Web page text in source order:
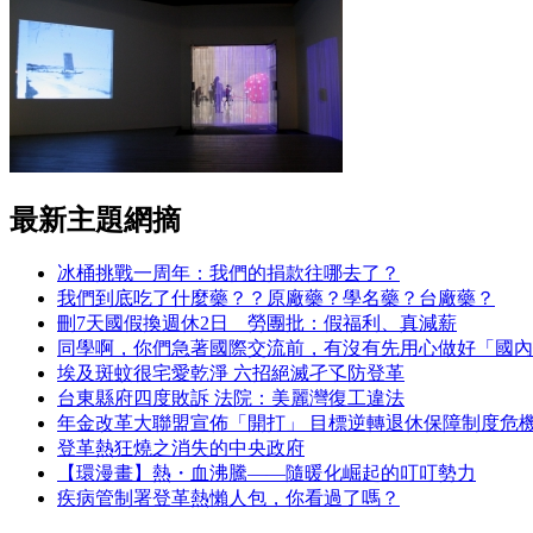
最新主題網摘
冰桶挑戰一周年：我們的捐款往哪去了？
我們到底吃了什麼藥？？原廠藥？學名藥？台廠藥？
刪7天國假換週休2日 勞團批：假福利、真減薪
同學啊，你們急著國際交流前，有沒有先用心做好「國
埃及斑蚊很宅愛乾淨 六招絕滅孑孓防登革
台東縣府四度敗訴 法院：美麗灣復工違法
年金改革大聯盟宣佈「開打」 目標逆轉退休保障制度危
登革熱狂燒之消失的中央政府
【環漫畫】熱・血沸騰——隨暖化崛起的叮叮勢力
疾病管制署登革熱懶人包，你看過了嗎？